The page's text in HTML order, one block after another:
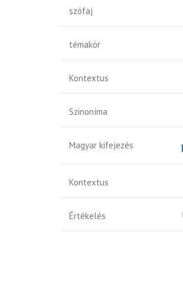
szófaj
témakör
Kontextus
Szinoníma
Magyar kifejezés
Kontextus
Értékelés